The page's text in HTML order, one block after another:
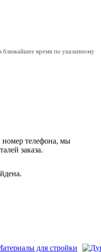
ближайшее время по указанному
номер телефона, мы
заказа.